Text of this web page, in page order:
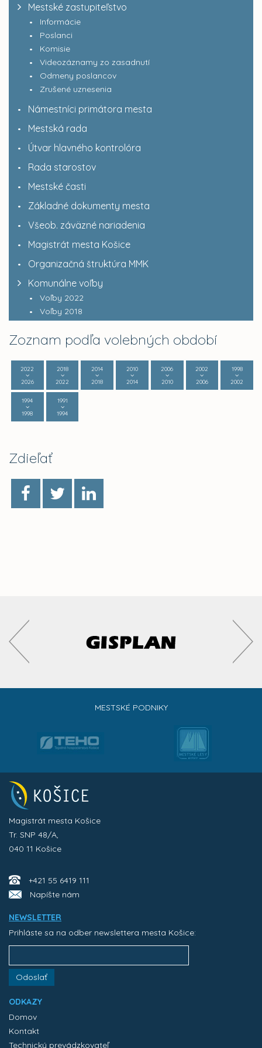
Mestské zastupiteľstvo
Informácie
Poslanci
Komisie
Videozáznamy zo zasadnutí
Odmeny poslancov
Zrušené uznesenia
Námestníci primátora mesta
Mestská rada
Útvar hlavného kontrolóra
Rada starostov
Mestské časti
Základné dokumenty mesta
Všeob. záväzné nariadenia
Magistrát mesta Košice
Organizačná štruktúra MMK
Komunálne voľby
Voľby 2022
Voľby 2018
Zoznam podľa volebných období
2022
2026
2018
2022
2014
2018
2010
2014
2006
2010
2002
2006
1998
2002
1994
1998
1991
1994
Zdieľať
MESTSKÉ PODNIKY
Magistrát mesta Košice
Tr. SNP 48/A,
040 11 Košice
+421 55 6419 111
Napíšte nám
NEWSLETTER
Prihláste sa na odber newslettera mesta Košice:
Odoslať
ODKAZY
Domov
Kontakt
Technický prevádzkovateľ